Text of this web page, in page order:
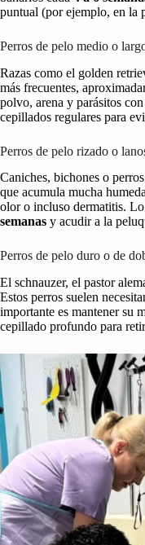
puntual (por ejemplo, en la
Perros de pelo medio o
Razas como el golden
más frecuentes,
polvo, arena y parásitos
cepillados regulares para
Perros de pelo rizado o
Caniches, bichones o
que acumula mucha
olor o incluso dermatitis. Lo
semanas y acudir a la
Perros de pelo duro o de
El schnauzer, el pastor
Estos perros suelen
importante es mantener su
cepillado profundo para